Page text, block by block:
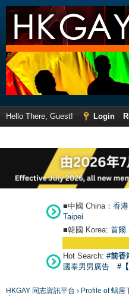
Hello There, Guest! Login
■中國 China： 香
Taipei
■韓國 Korea: 首爾
Hot Search: #前香
國泰男男廣告
#
HKGAY 同志資訊平台 › Profile of 蜗居